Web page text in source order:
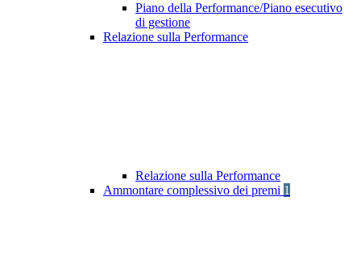
Piano della Performance/Piano esecutivo
di gestione
Relazione sulla Performance
Relazione sulla Performance
Ammontare complessivo dei premi 1